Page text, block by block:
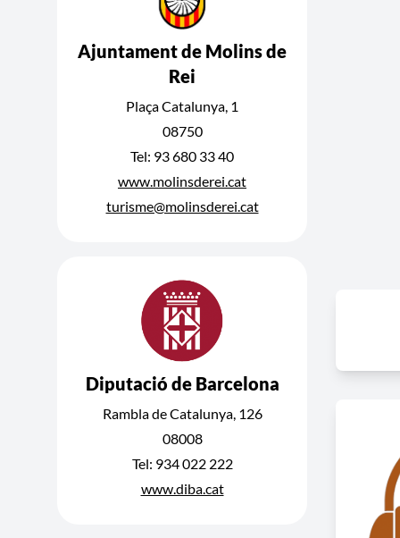
Ajuntament de Molins de
Rei
Plaça Catalunya, 1
08750
Tel: 93 680 33 40
www.molinsderei.cat
turisme@molinsderei.cat
Diputació de Barcelona
Rambla de Catalunya, 126
08008
Tel: 934 022 222
www.diba.cat